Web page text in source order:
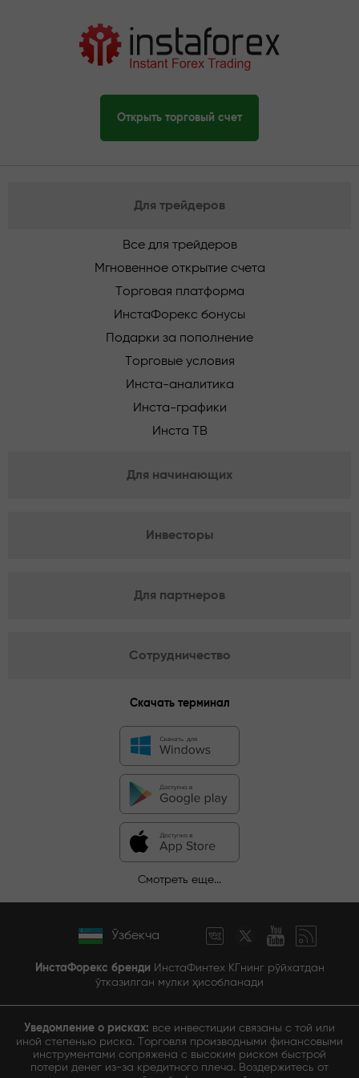
Открыть торговый счет
Для трейдеров
Все для трейдеров
Мгновенное открытие счета
Торговая платформа
ИнстаФорекс бонусы
Подарки за пополнение
Торговые условия
Инста-аналитика
Инста-графики
Инста ТВ
Для начинающих
Инвесторы
Для партнеров
Сотрудничество
Скачать терминал
Смотреть еще...
Ўзбекча
ИнстаФорекс бренди ИнстаФинтех КГнинг рўйхатдан
ўтказилган мулки ҳисобланади
Уведомление о рисках: все инвестиции связаны с той или
иной степенью риска. Торговля производными финансовыми
инструментами сопряжена с высоким риском быстрой
потери денег из-за кредитного плеча. Воздержитесь от